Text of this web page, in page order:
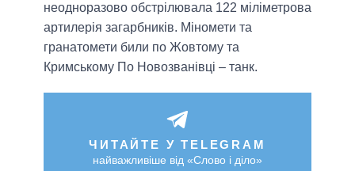
неодноразово обстрілювала 122 міліметрова
артилерія загарбників. Міномети та
гранатомети били по Жовтому та
Кримському По Новозванівці – танк.
ЧИТАЙТЕ У TELEGRAM
найважливіше від «Слово і діло»